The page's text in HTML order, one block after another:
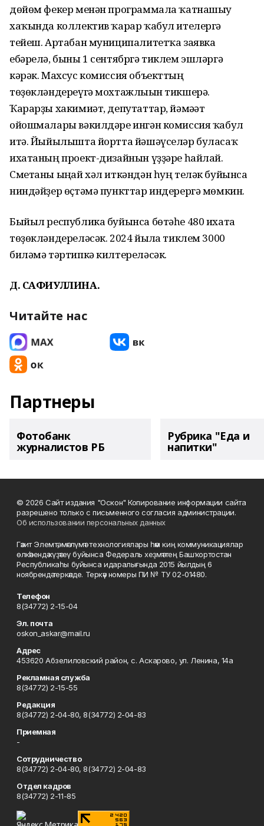
дөйөм фекер менән программала ҡатнашыу
хаҡында коллектив ҡарар ҡабул ителергә
тейеш. Артабан муниципалитетҡа заявка
ебәрелә, быны 1 сентябргә тиклем эшләргә
кәрәк. Махсус комиссия объекттың
төҙөкләндереүгә мохтажлығын тикшерә.
Ҡарарҙы хакимиәт, депутаттар, йәмәғәт
ойошмалары вәкилдәре ингән комиссия ҡабул
итә. Йыйылышта йортта йәшәүселәр буласаҡ
ихатаның проект-дизайнын үҙҙәре һайлай.
Сметаны ыңғай хәл иткәндән һуң теләк буйынса
ниндәйҙер өҫтәмә пункттар индерергә мөмкин.
Быйыл республика буйынса бөтәһе 480 ихата
төҙөкләндереләсәк. 2024 йылға тиклем 3000
биләмә тәртипкә килтереләсәк.
Д. САФИУЛЛИНА.
Читайте нас
Партнеры
Фотобанк
журналистов РБ
Рубрика "Еда и
напитки"
© 2026 Сайт издания "Оскон" Копирование информации сайта
разрешено только с письменного согласия администрации.
Об использовании персональных данных
Гәзит Элемтә, мәғлүмәт технологиялары һәм киң коммуникациялар
өлкәһендә күҙәтеү буйынса Федераль хеҙмәттең Башҡортостан
Республикаһы буйынса идаралығында 2015 йылдың 6
ноябрендә теркәлде. Теркәү номеры ПИ № ТУ 02-01480.
Телефон
8(34772) 2-15-04
Эл. почта
oskon_askar@mail.ru
Адрес
453620 Абзелиловский район, с. Аскарово, ул. Ленина, 14а
Рекламная служба
8(34772) 2-15-55
Редакция
8(34772) 2-04-80, 8(34772) 2-04-83
Приемная
-
Сотрудничество
8(34772) 2-04-80, 8(34772) 2-04-83
Отдел кадров
8(34772) 2-11-85